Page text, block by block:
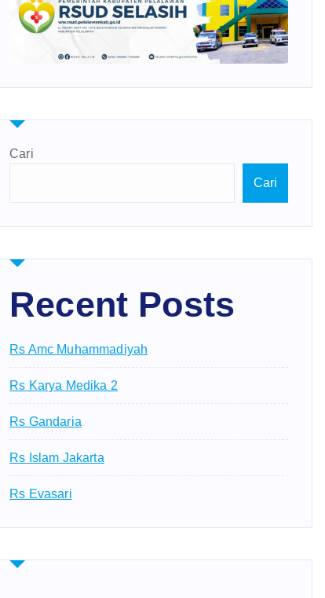
Cari
Cari
Recent Posts
Rs Amc Muhammadiyah
Rs Karya Medika 2
Rs Gandaria
Rs Islam Jakarta
Rs Evasari